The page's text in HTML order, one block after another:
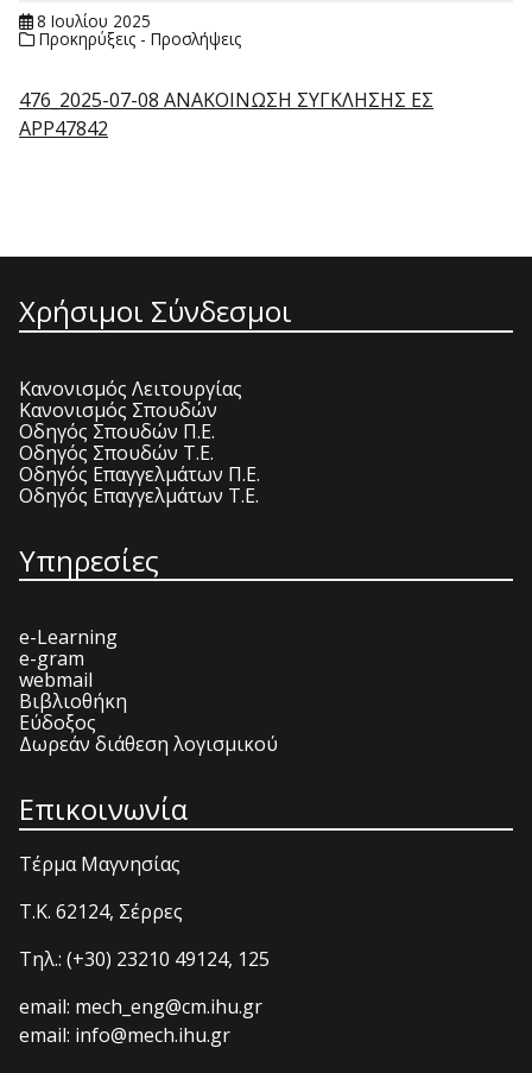
8 Ιουλίου 2025
Προκηρύξεις - Προσλήψεις
476_2025-07-08 ΑΝΑΚΟΙΝΩΣΗ ΣΥΓΚΛΗΣΗΣ ΕΣ
APP47842
Χρήσιμοι Σύνδεσμοι
Κανονισμός Λειτουργίας
Κανονισμός Σπουδών
Οδηγός Σπουδών Π.Ε.
Οδηγός Σπουδών Τ.Ε.
Οδηγός Επαγγελμάτων Π.Ε.
Οδηγός Επαγγελμάτων Τ.Ε.
Υπηρεσίες
e-Learning
e-gram
webmail
Βιβλιοθήκη
Εύδοξος
Δωρεάν διάθεση λογισμικού
Επικοινωνία
Τέρμα Μαγνησίας
T.K. 62124, Σέρρες
Τηλ.: (+30) 23210 49124, 125
email: mech_eng@cm.ihu.gr
email: info@mech.ihu.gr